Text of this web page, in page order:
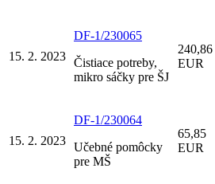
15. 2. 2023
DF-1/230065
Čistiace potreby,
mikro sáčky pre ŠJ
240,86
EUR
15. 2. 2023
DF-1/230064
Učebné pomôcky
pre MŠ
65,85
EUR